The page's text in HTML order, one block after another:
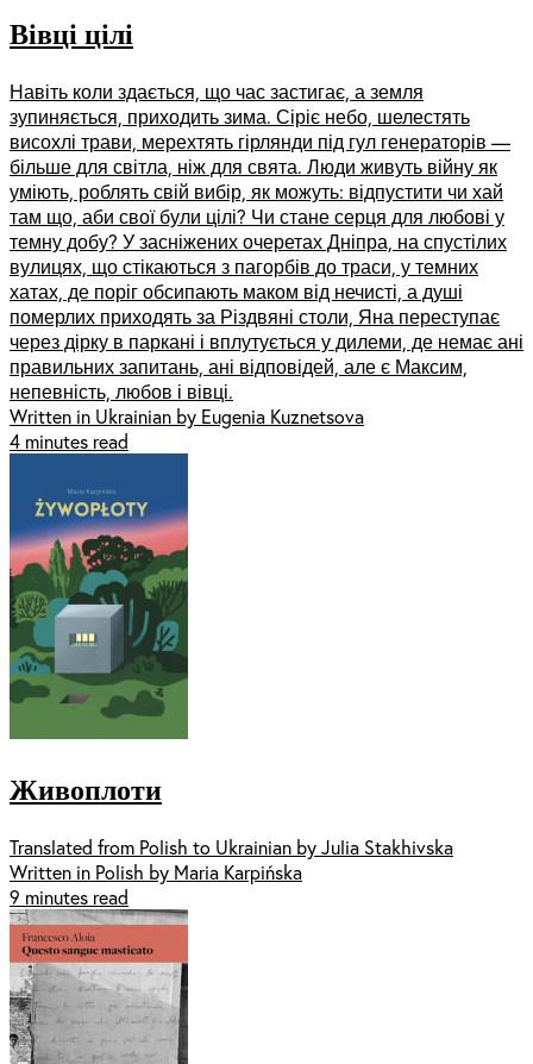
Вівці цілі
Навіть коли здається, що час застигає, а земля
зупиняється, приходить зима. Сіріє небо, шелестять
висохлі трави, мерехтять гірлянди під гул генераторів —
більше для світла, ніж для свята. Люди живуть війну як
уміють, роблять свій вибір, як можуть: відпустити чи хай
там що, аби свої були цілі? Чи стане серця для любові у
темну добу? У засніжених очеретах Дніпра, на спустілих
вулицях, що стікаються з пагорбів до траси, у темних
хатах, де поріг обсипають маком від нечисті, а душі
померлих приходять за Різдвяні столи, Яна переступає
через дірку в паркані і вплутується у дилеми, де немає ані
правильних запитань, ані відповідей, але є Максим,
непевність, любов і вівці.
Written in Ukrainian by Eugenia Kuznetsova
4 minutes read
Живоплоти
Translated from Polish to Ukrainian by Julia Stakhivska
Written in Polish by Maria Karpińska
9 minutes read